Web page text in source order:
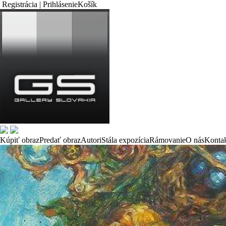
Košík
Registrácia | Prihlásenie
Kúpiť obrazPredať obrazAutoriStála expozíciaRámovanieO nás